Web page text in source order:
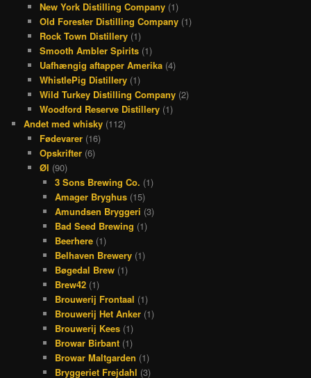
New York Distilling Company(1)
Old Forester Distilling Company(1)
Rock Town Distillery(1)
Smooth Ambler Spirits(1)
Uafhængig aftapper Amerika(4)
WhistlePig Distillery(1)
Wild Turkey Distilling Company(2)
Woodford Reserve Distillery(1)
Andet med whisky (112)
Fødevarer(16)
Opskrifter(6)
Øl (90)
3 Sons Brewing Co. (1)
Amager Bryghus (15)
Amundsen Bryggeri (3)
Bad Seed Brewing (1)
Beerhere (1)
Belhaven Brewery (1)
Bøgedal Brew (1)
Brew42 (1)
Brouwerij Frontaal (1)
Brouwerij Het Anker (1)
Brouwerij Kees (1)
Browar Birbant (1)
Browar Maltgarden (1)
Bryggeriet Frejdahl (3)